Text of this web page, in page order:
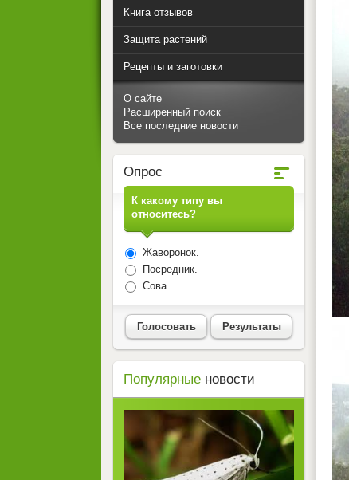
Книга отзывов
Защита растений
Рецепты и заготовки
О сайте
Расширенный поиск
Все последние новости
Опрос
К какому типу вы
относитесь?
Жаворонок.
Посредник.
Сова.
Голосовать Результаты
Популярные новости